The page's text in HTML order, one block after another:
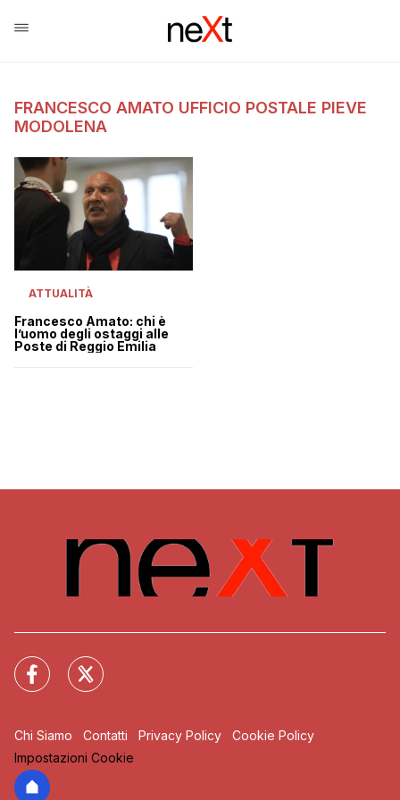
FRANCESCO AMATO UFFICIO POSTALE PIEVE
MODOLENA
ATTUALITÀ
Francesco Amato: chi è
l’uomo degli ostaggi alle
Poste di Reggio Emilia
Chi Siamo Contatti Privacy Policy
Cookie Policy
Impostazioni Cookie